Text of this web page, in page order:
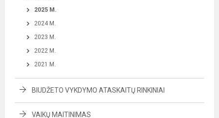
2025 M.
2024 M.
2023 M.
2022 M.
2021 M.
BIUDŽETO VYKDYMO ATASKAITŲ RINKINIAI
VAIKŲ MAITINIMAS